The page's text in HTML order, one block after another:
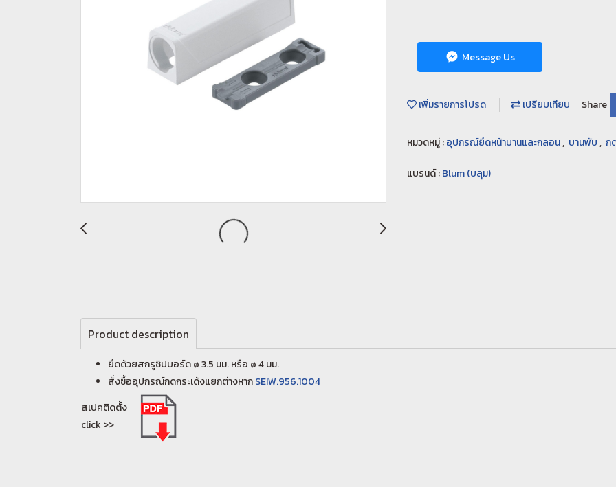
Message Us
เพิ่มรายการโปรด เปรียบเทียบ Share
หมวดหมู่ :อุปกรณ์ยึดหน้าบานและกลอน, บานพับ, ก
แบรนด์ :Blum (บลุม)
Product description
ยึดด้วยสกรูชิปบอร์ด ø 3.5 มม. หรือ ø 4 มม.
สั่งซื้ออุปกรณ์กดกระเด้งแยกต่างหากSEIW.956.1004
สเปคติดตั้ง
click >>